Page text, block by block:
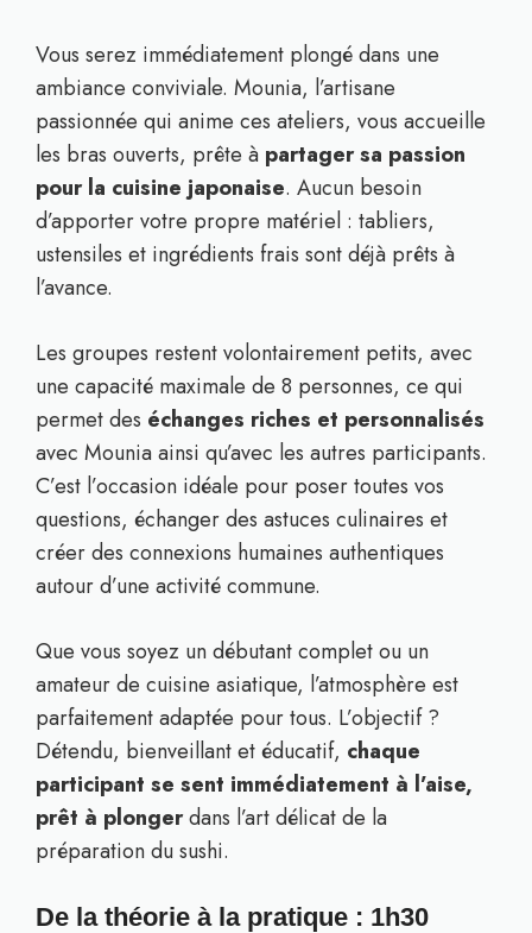
Vous serez immédiatement plongé dans une
ambiance conviviale. Mounia, l’artisane
passionnée qui anime ces ateliers, vous accueille
les bras ouverts, prête à partager sa passion
pour la cuisine japonaise. Aucun besoin
d’apporter votre propre matériel : tabliers,
ustensiles et ingrédients frais sont déjà prêts à
l’avance.
Les groupes restent volontairement petits, avec
une capacité maximale de 8 personnes, ce qui
permet des échanges riches et personnalisés
avec Mounia ainsi qu’avec les autres participants.
C’est l’occasion idéale pour poser toutes vos
questions, échanger des astuces culinaires et
créer des connexions humaines authentiques
autour d’une activité commune.
Que vous soyez un débutant complet ou un
amateur de cuisine asiatique, l’atmosphère est
parfaitement adaptée pour tous. L’objectif ?
Détendu, bienveillant et éducatif, chaque
participant se sent immédiatement à l’aise,
prêt à plongerdans l’art délicat de la
préparation du sushi.
De la théorie à la pratique : 1h30